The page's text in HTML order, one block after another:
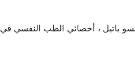
باتيل ، أخصائي الطب النفسي في